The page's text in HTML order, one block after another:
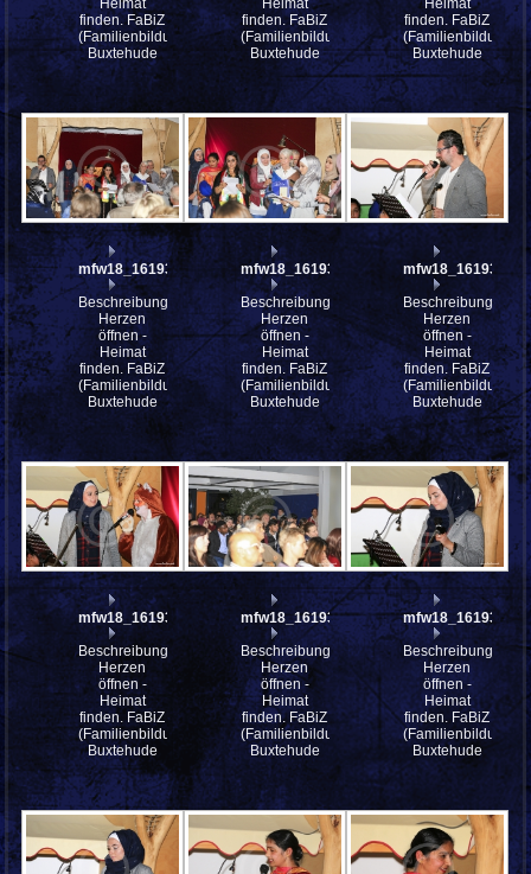
finden. FaBiZ
(Familienbildungszentrum)
Buxtehude
finden. FaBiZ
(Familienbildungszentrum)
Buxtehude
finden. FaBiZ
Buxtehude
mfw18_161937
Beschreibung:
Herzen
öffnen -
Heimat
finden. FaBiZ
(Familienbildungszentrum)
Buxtehude
mfw18_161935
Beschreibung:
Herzen
öffnen -
Heimat
finden. FaBiZ
(Familienbildungszentrum)
Buxtehude
mfw18_161934
Beschreibung:
Herzen
öffnen -
Heimat
finden. FaBiZ
Buxtehude
mfw18_161933
Beschreibung:
Herzen
öffnen -
Heimat
finden. FaBiZ
(Familienbildungszentrum)
Buxtehude
mfw18_161931
Beschreibung:
Herzen
öffnen -
Heimat
finden. FaBiZ
(Familienbildungszentrum)
Buxtehude
mfw18_161930
Beschreibung:
Herzen
öffnen -
Heimat
finden. FaBiZ
Buxtehude